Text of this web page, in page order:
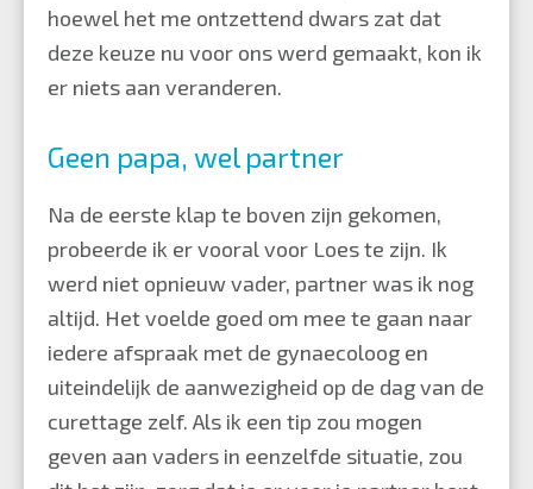
hoewel het me ontzettend dwars zat dat
deze keuze nu voor ons werd gemaakt, kon ik
er niets aan veranderen.
Geen papa, wel partner
Na de eerste klap te boven zijn gekomen,
probeerde ik er vooral voor Loes te zijn. Ik
werd niet opnieuw vader, partner was ik nog
altijd. Het voelde goed om mee te gaan naar
iedere afspraak met de gynaecoloog en
uiteindelijk de aanwezigheid op de dag van de
curettage zelf. Als ik een tip zou mogen
geven aan vaders in eenzelfde situatie, zou